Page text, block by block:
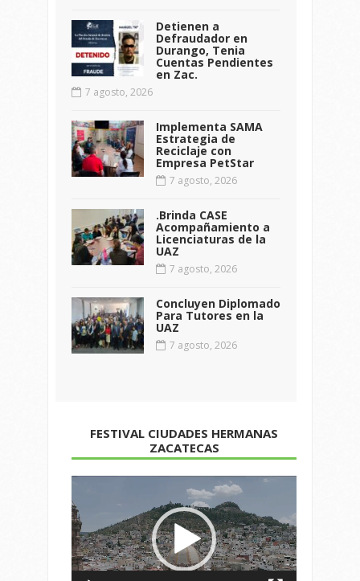
Detienen a
Defraudador en
Durango, Tenia
Cuentas Pendientes
en Zac.
7 agosto, 2026
Implementa SAMA
Estrategia de
Reciclaje con
Empresa PetStar
7 agosto, 2026
.Brinda CASE
Acompañamiento a
Licenciaturas de la
UAZ
7 agosto, 2026
Concluyen Diplomado
Para Tutores en la
UAZ
7 agosto, 2026
FESTIVAL CIUDADES HERMANAS
ZACATECAS
de
vídeo